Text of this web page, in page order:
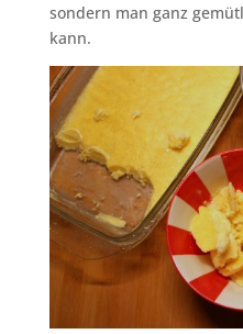
sondern man ganz
kann.